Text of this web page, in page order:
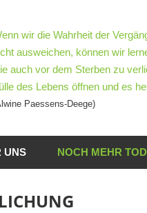
wir die Wahrheit der
ausweichen, können wir
auch vor dem Sterben zu
des Lebens öffnen und es
Paessens-Deege)
UNS NOCH MEHR TOD